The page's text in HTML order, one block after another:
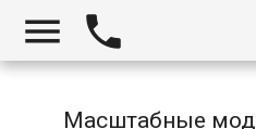
 
Масштабные